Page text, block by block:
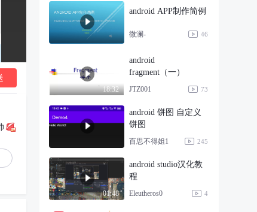
android APP制作简例
微澜- 46
18:32
android
fragment（一）
JTZ001 73
android 饼图 自定义
饼图
百思不得姐1 245
01:48
android studio汉化教
程
Eleutheros0 4